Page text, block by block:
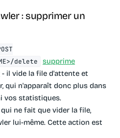
: supprimer un
delete
supprime
- il vide la file d'attente et
qui n'apparaît donc plus dans
vos statistiques.
qui ne fait que vider la file,
lui-même. Cette action est